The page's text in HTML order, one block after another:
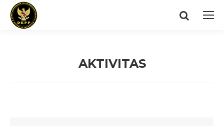
Search:
AKTIVITAS